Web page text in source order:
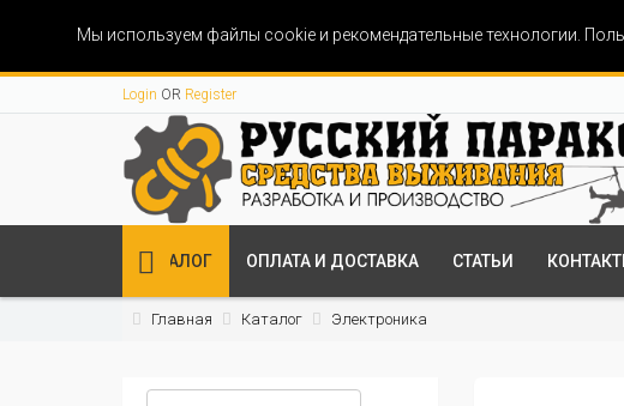
Мы используем файлы cookie и рекомендательные технологии.
Login OR Register
КАТАЛОГ ОПЛАТА И ДОСТАВКА СТАТЬИ
Главная Каталог Электроника